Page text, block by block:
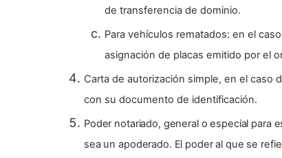
de transferencia de dominio.
Para vehículos rematados: en el
asignación de placas emitido por el
Carta de autorización simple, en el caso
con su documento de identificación.
Poder notariado, general o especial para
sea un apoderado. El poder al que se